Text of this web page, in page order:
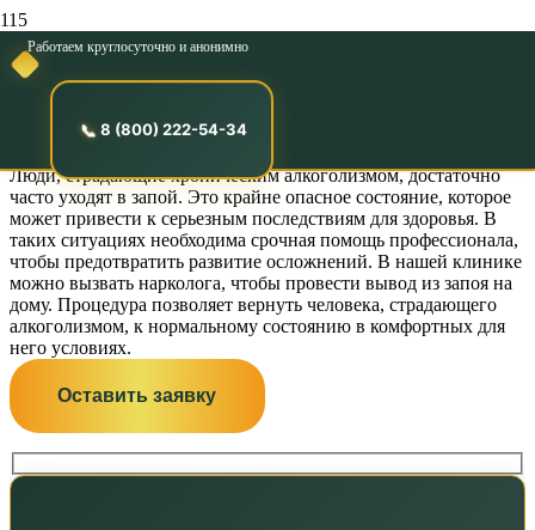
Работаем круглосуточно и анонимно
8 (800) 222-54-34
Вывод из запоя на
дому в Сясьстрое
Люди, страдающие хроническим алкоголизмом, достаточно
часто уходят в запой. Это крайне опасное состояние, которое
может привести к серьезным последствиям для здоровья. В
таких ситуациях необходима срочная помощь профессионала,
чтобы предотвратить развитие осложнений. В нашей клинике
можно вызвать нарколога, чтобы провести вывод из запоя на
дому. Процедура позволяет вернуть человека, страдающего
алкоголизмом, к нормальному состоянию в комфортных для
него условиях.
Оставить заявку